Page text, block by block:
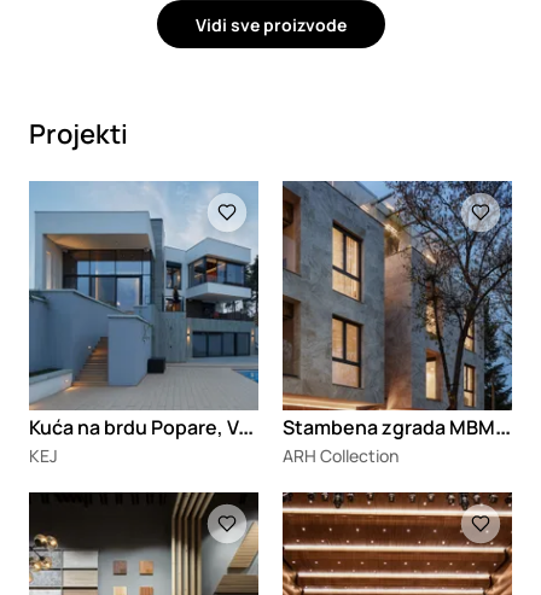
Vidi sve proizvode
Projekti
K
uća na brdu Popare, Valjevo
KEJ
Loading
S
tambena zgrada MBM23
ARH Collection
Loading Loading